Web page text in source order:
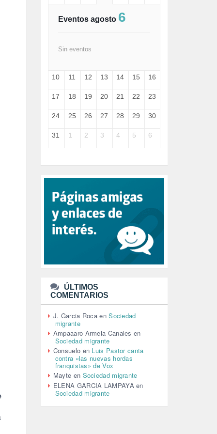
FELICIDAD (1)
FRANCISCO (5)
HUGO ZÁRATE (30)
I A (2)
INDEPENDENCIA (15)
INTELIGENCIA ARTIFICIAL (1)
JANE GOODDALL (1)
JAZZ (1)
JÓVENES (28)
JUSTICIA (13)
LEÓN XIV (5)
LGTBI (1)
MEMORIA HISTÓRICA (232)
MONARQUÍA (26)
NATURALEZA (1)
PALESTINA (8)
PARTICIPACIÓN CIUDADANA (392)
PAZ (2)
PENSIONES (12)
PEPE MUJICA (2)
PESCADORES (1)
POBREZA (2)
Eventos agosto 6
Sin eventos
10 11 12 13 14 15 16
17 18 19 20 21 22 23
24 25 26 27 28 29 30
31 1 2 3 4 5 6
ÚLTIMOS
COMENTARIOS
J. Garcia Roca enSociedad
migrante
Ampaaaro Armela Canales en
Sociedad migrante
Consuelo en Luis Pastor canta
contra «las nuevas hordas
franquistas» de Vox
Mayte en Sociedad migrante
ELENA GARCIA LAMPAYA en
Sociedad migrante